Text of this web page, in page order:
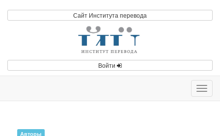
Сайт Института перевода
Войти
Авторы